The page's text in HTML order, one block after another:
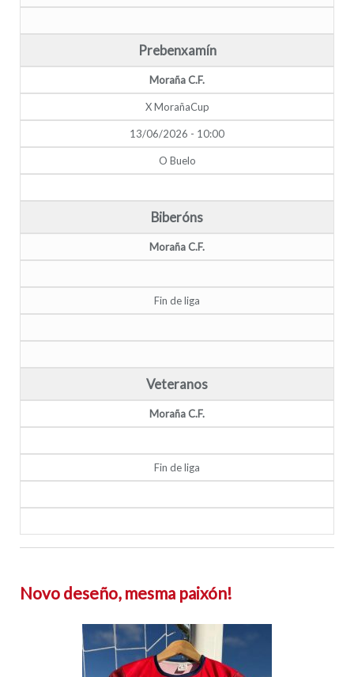
Prebenxamín
Moraña C.F.
X MorañaCup
13/06/2026 - 10:00
O Buelo
Biberóns
Moraña C.F.
Fin de liga
Veteranos
Moraña C.F.
Fin de liga
Novo deseño, mesma paixón!